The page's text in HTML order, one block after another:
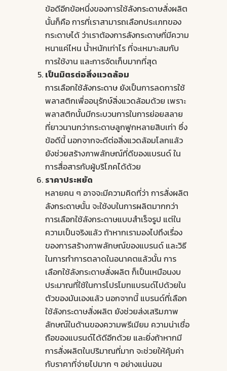
ข้อดีอีกข้อหนึ่งของการใช้ลังกระดาษสั่งผลิต
นั้นก็คือ การที่เราสามารถเลือกประเภทของ
กระดาษได้ ว่าเราต้องการลังกระดาษที่มีความ
หนาแค่ไหน น้ำหนักเท่าไร ที่จะเหมาะสมกับ
การใช้งาน และการจัดเก็บมากที่สุด
เป็นมิตรต่อสิ่งแวดล้อม
การเลือกใช้ลังกระดาษ ยังเป็นการลดการใช้
พลาสติกเพื่ออนุรักษ์สิ่งแวดล้อมด้วย เพราะ
พลาสติกนั้นมีกระบวนการในการย่อยสลาย
ที่ยาวนานกว่ากระดาษลูกฟูกหลายสิบเท่า ซึ่ง
ข้อดีนี้ นอกจากจะดีต่อสิ่งแวดล้อมโลกแล้ว
ยังช่วยสร้างภาพลักษณ์ที่ดีของแบรนด์ ใน
การสื่อสารกับผู้บริโภคได้ด้วย
ราคาประหยัด
หลายคน ๆ อาจจะมีความคิดที่ว่า การสั่งผลิต
ลังกระดาษนั้น จะใช้งบในการผลิตมากกว่า
การเลือกใช้ลังกระดาษแบบสำเร็จรูป แต่ใน
ความเป็นจริงแล้ว ถ้าหากเรามองไปถึงเรื่อง
ของการสร้างภาพลักษณ์ของแบรนด์ และวิธี
ในการทำการตลาดในอนาคตแล้วนั้น การ
เลือกใช้ลังกระดาษสั่งผลิต ก็เป็นเหมือนงบ
ประมาณที่ใช้ในการโปรโมทแบรนด์ไปด้วยใน
ตัวของมันเองแล้ว นอกจากนี้ แบรนด์ที่เลือก
ใช้ลังกระดาษสั่งผลิต ยังช่วยส่งเสริมภาพ
ลักษณ์ในด้านของความพรีเมียม ความน่าเชื่อ
ถือของแบรนด์ได้ดีอีกด้วย และยิ่งถ้าหากมี
การสั่งผลิตในปริมาณที่มาก จะช่วยให้คุ้มค่า
กับราคาที่จ่ายไปมาก ๆ อย่างแน่นอน